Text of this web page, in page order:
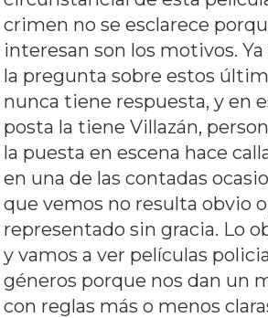
crimen no se esclarece
interesan son los motivos.
la pregunta sobre estos
nunca tiene respuesta, y en
posta la tiene Villazán,
la puesta en escena hace
en una de las contadas
que vemos no resulta obvio
representado sin gracia. Lo
y vamos a ver películas
géneros porque nos dan un
con reglas más o menos